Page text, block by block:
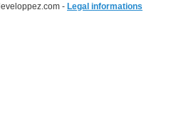
- Legal informations